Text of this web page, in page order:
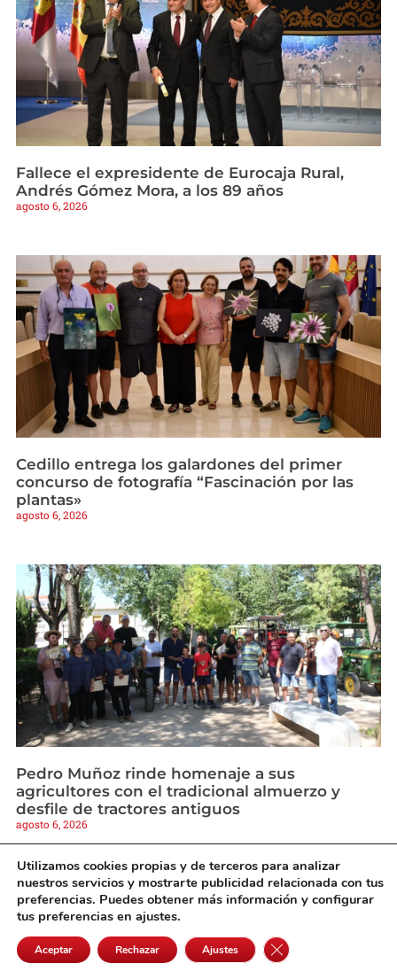
Fallece el expresidente de Eurocaja Rural,
Andrés Gómez Mora, a los 89 años
agosto 6, 2026
Cedillo entrega los galardones del primer
concurso de fotografía “Fascinación por las
plantas»
agosto 6, 2026
Pedro Muñoz rinde homenaje a sus
agricultores con el tradicional almuerzo y
desfile de tractores antiguos
agosto 6, 2026
Utilizamos cookies propias y de terceros para analizar
nuestros servicios y mostrarte publicidad relacionada con tus
preferencias. Puedes obtener más información y configurar
tus preferencias en ajustes.
Aceptar Rechazar Ajustes Cerrar el banner de